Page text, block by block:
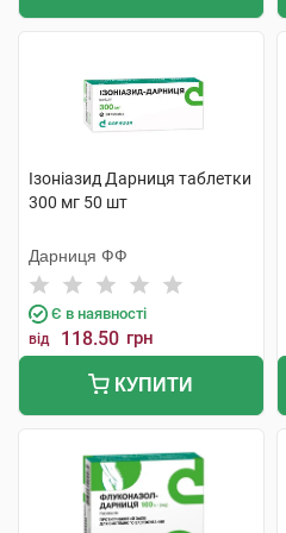
Ізоніазид Дарниця таблетки
300 мг 50 шт
Дарниця ФФ
Є в наявності
від 118.50 грн
КУПИТИ